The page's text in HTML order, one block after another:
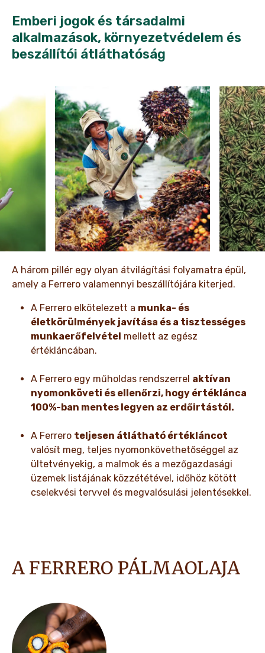
Emberi jogok és társadalmi
alkalmazások, környezetvédelem és
beszállítói átláthatóság
A három pillér egy olyan átvilágítási folyamatra épül,
amely a Ferrero valamennyi beszállítójára kiterjed.
A Ferrero elkötelezett a munka- és
életkörülmények javítása és a tisztességes
munkaerőfelvétel mellett az egész
értékláncában.
A Ferrero egy műholdas rendszerrel aktívan
nyomonköveti és ellenőrzi, hogy értéklánca
100%-ban mentes legyen az erdőirtástól.
A Ferrero teljesen átlátható értékláncot
valósít meg, teljes nyomonkövethetőséggel az
ültetvényekig, a malmok és a mezőgazdasági
üzemek listájának közzététével, időhöz kötött
cselekvési tervvel és megvalósulási jelentésekkel.
A FERRERO PÁLMAOLAJA